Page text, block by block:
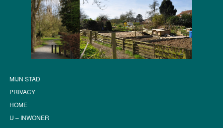
MIJN STAD
PRIVACY
HOME
U – INWONER